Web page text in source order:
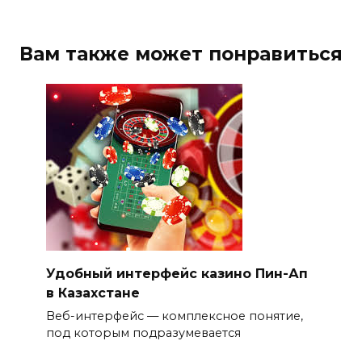
Вам также может понравиться
Удобный интерфейс казино Пин-Ап
в Казахстане
Веб-интерфейс — комплексное понятие,
под которым подразумевается